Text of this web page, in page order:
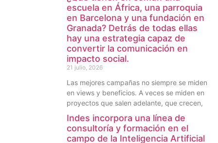
escuela en África, una parroquia
en Barcelona y una fundación en
Granada? Detrás de todas ellas
hay una estrategia capaz de
convertir la comunicación en
impacto social.
21 julio, 2026
Las mejores campañas no siempre se miden
en views y beneficios. A veces se miden en
proyectos que salen adelante, que crecen,
Indes incorpora una línea de
consultoría y formación en el
campo de la Inteligencia Artificial